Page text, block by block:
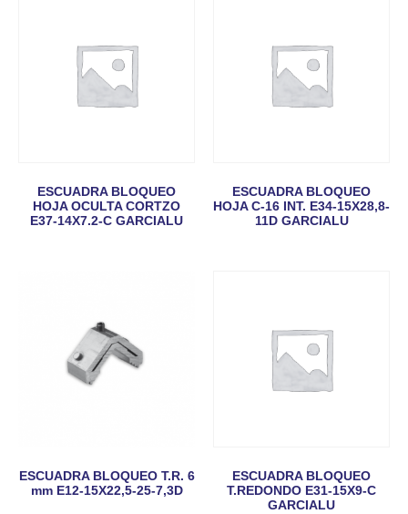
ESCUADRA BLOQUEO
HOJA OCULTA CORTZO
E37-14X7.2-C GARCIALU
ESCUADRA BLOQUEO
HOJA C-16 INT. E34-15X28,8-
11D GARCIALU
ESCUADRA BLOQUEO T.R. 6
mm E12-15X22,5-25-7,3D
ESCUADRA BLOQUEO
T.REDONDO E31-15X9-C
GARCIALU